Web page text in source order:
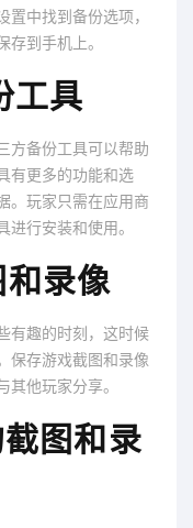
中找到备份选项，
到手机上。
工具
方备份工具可以帮助
有更多的功能和选
。玩家只需在应用商
行安装和使用。
录像
有趣的时刻，这时候
保存游戏截图和录像
他玩家分享。
图和录